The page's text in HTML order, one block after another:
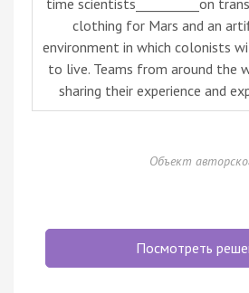
clothing for Mars and an
environment in which colonists
to live. Teams from around the
sharing their experience and
Объект
Посмотреть